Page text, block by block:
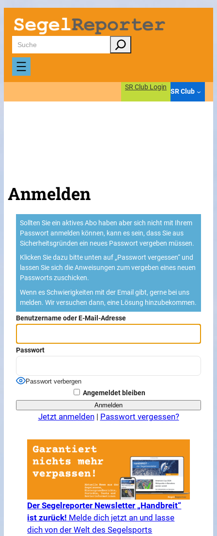
Suchen
SR Club Login
SR Club
Anmelden
Sollten Sie ein aktives Abo haben aber sich nicht mit Ihrem
Passwort anmelden können, kann es sein, dass Sie aus
Sicherheitsgründen ein neues Passwort vergeben müssen.
Klicken Sie dazu bitte unten auf „Passwort vergessen“ und
lassen Sie sich die Anweisungen zum vergeben eines neuen
Passworts zuschicken.
Wenn es Schwierigkeiten mit der Email gibt, gerne bei uns
melden. Wir versuchen dann, eine Lösung hinzubekommen.
Benutzername oder E-Mail-Adresse
Passwort
Passwort verbergen
Angemeldet bleiben
Jetzt anmelden| Passwort vergessen?
Der Segelreporter Newsletter „Handbreit“
ist zurück! Melde dich jetzt an und lasse
dich von der Welt des Segelsports